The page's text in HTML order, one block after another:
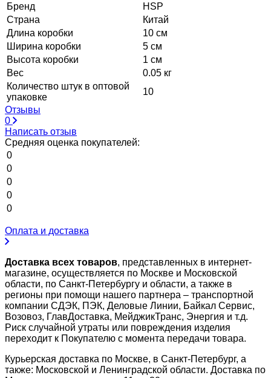
Бренд
HSP
Страна
Китай
Длина коробки
10 см
Ширина коробки
5 см
Высота коробки
1 см
Вес
0.05 кг
Количество штук в оптовой
упаковке
10
Отзывы
0
Написать отзыв
Средняя оценка покупателей:
0
0
0
0
0
Оплата и доставка
Доставка всех товаров, представленных в интернет-
магазине, осуществляется по Москве и Московской
области, по Санкт-Петербургу и области, а также в
регионы при помощи нашего партнера – транспортной
компании СДЭК, ПЭК, Деловые Линии, Байкал Сервис,
Возовоз, ГлавДоставка, МейджикТранс, Энергия и т.д.
Риск случайной утраты или повреждения изделия
переходит к Покупателю с момента передачи товара.
Курьерская доставка по Москве, в Санкт-Петербург, а
также: Московской и Ленинградской области. Доставка по